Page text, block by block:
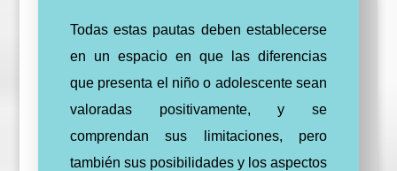
Todas estas pautas deben establecerse
en un espacio en que las diferencias
que presenta el niño o adolescente sean
valoradas positivamente, y se
comprendan sus limitaciones, pero
también sus posibilidades y los aspectos